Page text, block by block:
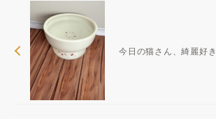
今日の猫さん、綺麗好き